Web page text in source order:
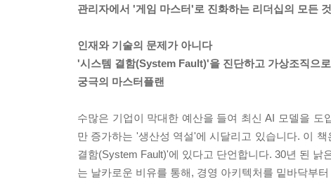
관리자에서 '게임 마스터'로 진화하는 리더십의 모든 것
인재와 기술의 문제가 아니다
'시스템 결함(System Fault)'을 진단하고 가상조직으
궁극의 마스터플랜
수많은 기업이 막대한 예산을 들여 최신 AI 모델을
만 증가하는 '생산성 역설'에 시달리고 있습니다. 이
결함(System Fault)'에 있다고 단언합니다. 30년 된
는 날카로운 비유를 통해, 경영 아키텍처를 밑바닥부